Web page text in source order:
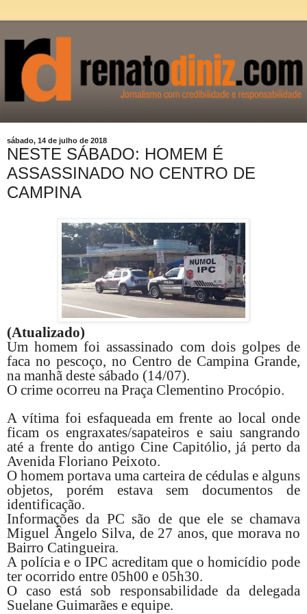
sábado, 14 de julho de 2018
NESTE SÁBADO: HOMEM É
ASSASSINADO NO CENTRO DE
CAMPINA
(Atualizado)
Um homem foi assassinado com dois golpes de
faca no pescoço, no Centro de Campina Grande,
na manhã deste sábado (14/07).
O crime ocorreu na Praça Clementino Procópio.
A vítima foi esfaqueada em frente ao local onde
ficam os engraxates/sapateiros e saiu sangrando
até a frente do antigo Cine Capitólio, já perto da
Avenida Floriano Peixoto.
O homem portava uma carteira de cédulas e alguns
objetos, porém estava sem documentos de
identificação.
Informações da PC são de que ele se chamava
Miguel Ângelo Silva, de 27 anos, que morava no
Bairro Catingueira.
A polícia e o IPC acreditam que o homicídio pode
ter ocorrido entre 05h00 e 05h30.
O caso está sob responsabilidade da delegada
Suelane Guimarães e equipe.